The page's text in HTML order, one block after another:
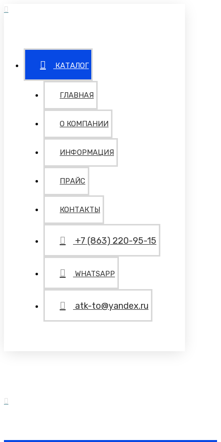
КАТАЛОГ
ГЛАВНАЯ
О КОМПАНИИ
ИНФОРМАЦИЯ
ПРАЙС
КОНТАКТЫ
+7 (863) 220-95-15
WHATSAPP
atk-to@yandex.ru